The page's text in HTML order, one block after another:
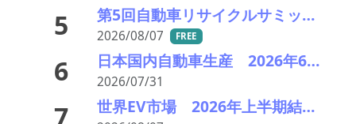
5 第5回自動車リサイクルサミット 講演者紹介： 日本製鉄 技術総括部 部長代理 礒原 豊司雄氏
2026/08/07 FREE
6 日本国内自動車生産 2026年6月生産台数 73万7千台 前年同月比6.8%増加
2026/07/31
7 世界EV市場 2026年上半期結果報告と将来予想